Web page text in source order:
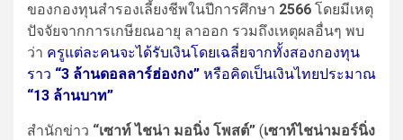
ของกองทุนสำรองเลี้ยงชีพในปีการศึกษา 2566 โดยมีเหตุ
ปัจจัยจากการเกษียณอายุ ลาออก รวมถึงเหตุผลอื่นๆ พบ
ว่า ครูแต่ละคนจะได้รับเงินโดยเฉลี่ยจากทั้งสองกองทุน
ราว “3 ล้านดอลลาร์ฮ่องกง” หรือคิดเป็นเงินไทยประมาณ
“13 ล้านบาท”
สำนักข่าว “เซาท์ ไชน่า มอนิ่ง โพสต์” (เซาท์ไชน่ามอร์นิ่ง